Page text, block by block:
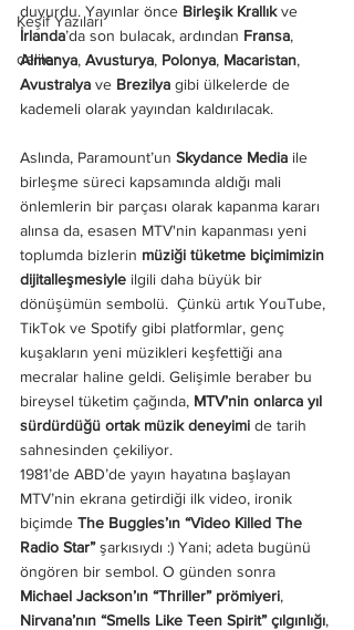
Keşif Yazıları
deliler
duyurdu. Yayınlar önce Birleşik Krallık ve
İrlanda’da son bulacak, ardından Fransa,
Almanya, Avusturya, Polonya, Macaristan,
Avustralya ve Brezilya gibi ülkelerde de
kademeli olarak yayından kaldırılacak.
Aslında, Paramount’un Skydance Media ile
birleşme süreci kapsamında aldığı mali
önlemlerin bir parçası olarak kapanma kararı
alınsa da, esasen MTV'nin kapanması yeni
toplumda bizlerin müziği tüketme biçimimizin
dijitalleşmesiyle ilgili daha büyük bir
dönüşümün sembolü.  Çünkü artık YouTube,
TikTok ve Spotify gibi platformlar, genç
kuşakların yeni müzikleri keşfettiği ana
mecralar haline geldi. Gelişimle beraber bu
bireysel tüketim çağında, MTV’nin onlarca yıl
sürdürdüğü ortak müzik deneyimi de tarih
sahnesinden çekiliyor.
1981’de ABD’de yayın hayatına başlayan
MTV’nin ekrana getirdiği ilk video, ironik
biçimde The Buggles’ın “Video Killed The
Radio Star” şarkısıydı :) Yani; adeta bugünü
öngören bir sembol. O günden sonra
Michael Jackson’ın “Thriller” prömiyeri,
Nirvana’nın “Smells Like Teen Spirit” çılgınlığı,